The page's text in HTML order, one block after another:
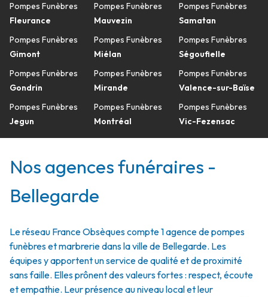
Pompes Funèbres
Fleurance
Pompes Funèbres
Gimont
Pompes Funèbres
Gondrin
Pompes Funèbres
Jegun
Pompes Funèbres
Mauvezin
Pompes Funèbres
Miélan
Pompes Funèbres
Mirande
Pompes Funèbres
Montréal
Pompes Funèbres
Samatan
Pompes Funèbres
Ségoufielle
Pompes Funèbres
Valence-sur-Baïse
Pompes Funèbres
Vic-Fezensac
Nos agences funéraires -
Bellegarde
Le réseau France Obsèques compte 1 agence de pompes
funèbres et marbrerie dans la ville de Bellegarde. Les
équipes y apportent un service de qualité et de proximité
sans faille. Elles prônent des valeurs fortes : respect, écoute
et empathie. Leur présence au niveau local et leur